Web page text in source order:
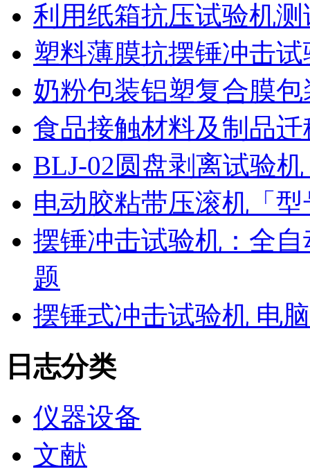
利用纸箱抗压试验机
塑料薄膜抗摆锤冲击
奶粉包装铝塑复合膜
食品接触材料及制品
BLJ-02圆盘剥离试验
电动胶粘带压滚机「
摆锤冲击试验机：全
题
摆锤式冲击试验机 电
日志分类
仪器设备
文献